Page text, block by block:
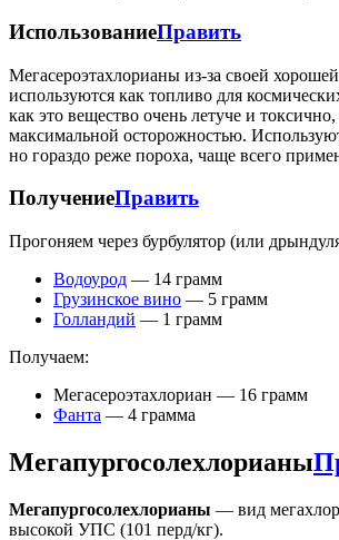
ИспользованиеПравить
Мегасероэтахлорианы из-за своей
используются как топливо для
как это вещество очень летуче и
максимальной осторожностью.
но гораздо реже пороха, чаще всего
ПолучениеПравить
Прогоняем через бурбулятор (или
Водоурод — 14 грамм
Грузинское вино — 5 грамм
Голландий — 1 грамм
Получаем:
Мегасероэтахлориан — 16 грамм
Фанта — 4 грамма
Мегапургосолехлорианы
Мегапургосолехлорианы — вид
высокой УПС (101 перд/кг).